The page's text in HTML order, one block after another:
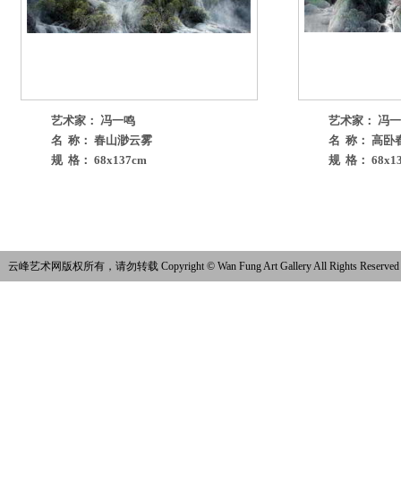
艺术家： 冯一鸣
名 称： 春山渺云雾
规 格： 68x137cm
艺术家： 冯
名 称： 高卧
规 格：
云峰艺术网版权所有，请勿转载 Copyright © Wan Fung Art Gallery All Rights Reserved